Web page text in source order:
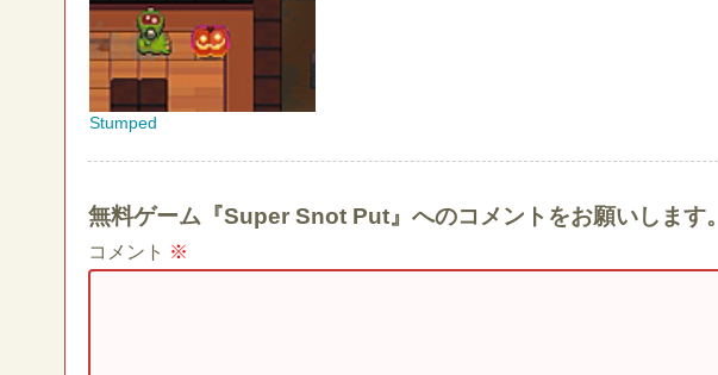
Stumped
無料ゲーム『Super Snot Put』へのコメントをお願いします。
コメント ※